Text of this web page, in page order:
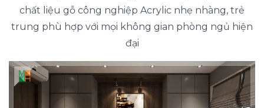
chất liệu gỗ công nghiệp Acrylic nhẹ nhàng, trẻ
trung phù hợp với mọi không gian phòng ngủ hiện
đại